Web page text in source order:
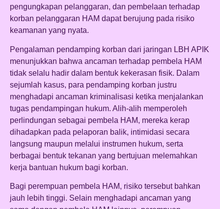
pengungkapan pelanggaran, dan pembelaan terhadap
korban pelanggaran HAM dapat berujung pada risiko
keamanan yang nyata.
Pengalaman pendamping korban dari jaringan LBH APIK
menunjukkan bahwa ancaman terhadap pembela HAM
tidak selalu hadir dalam bentuk kekerasan fisik. Dalam
sejumlah kasus, para pendamping korban justru
menghadapi ancaman kriminalisasi ketika menjalankan
tugas pendampingan hukum. Alih-alih memperoleh
perlindungan sebagai pembela HAM, mereka kerap
dihadapkan pada pelaporan balik, intimidasi secara
langsung maupun melalui instrumen hukum, serta
berbagai bentuk tekanan yang bertujuan melemahkan
kerja bantuan hukum bagi korban.
Bagi perempuan pembela HAM, risiko tersebut bahkan
jauh lebih tinggi. Selain menghadapi ancaman yang